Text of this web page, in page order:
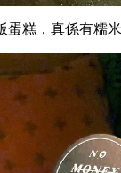
蛋糕，真係有糯米